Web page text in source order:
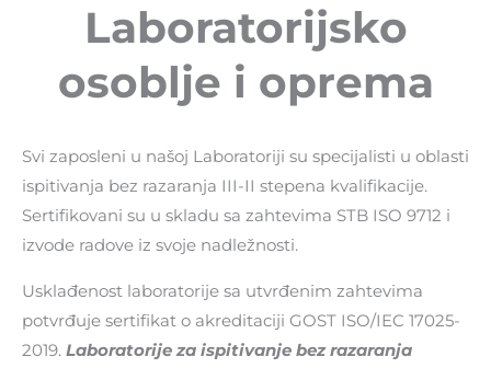
Laboratorijsko
osoblje i oprema
Svi zaposleni u našoj Laboratoriji su specijalisti u oblasti
ispitivanja bez razaranja III-II stepena kvalifikacije.
Sertifikovani su u skladu sa zahtevima STB ISO 9712 i
izvode radove iz svoje nadležnosti.
Usklađenost laboratorije sa utvrđenim zahtevima
potvrđuje sertifikat o akreditaciji GOST ISO/IEC 17025-
2019. Laboratorije za ispitivanje bez razaranja